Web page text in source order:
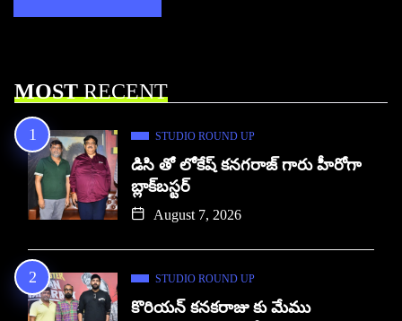
MOSTRECENT
STUDIO ROUND UP
డిసి తో లోకేష్ కనగరాజ్ గారు హీరోగా
బ్లాక్‌బస్టర్
August 7, 2026
STUDIO ROUND UP
కొరియన్ కనకరాజు కు మేము